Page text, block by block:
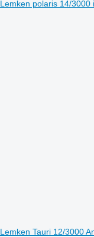
Lemken polaris 14/3000
Lemken Tauri 12/3000